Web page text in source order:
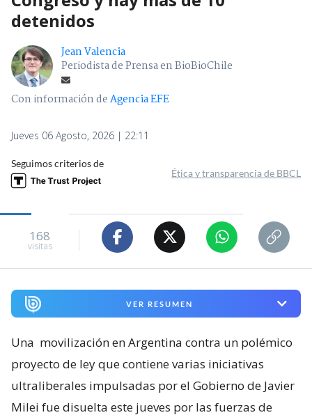
detenidos
Jean Valencia
Periodista de Prensa en BioBioChile
Con información deAgencia EFE
Jueves 06 Agosto, 2026 | 22:11
Seguimos criterios de
Ética y transparencia de BBCL
168
visitas
VER RESUMEN
Una movilización en Argentina contra un polémico
proyecto de ley que contiene varias iniciativas
ultraliberales impulsadas por el Gobierno de Javier
Milei fue disuelta este jueves por las fuerzas de